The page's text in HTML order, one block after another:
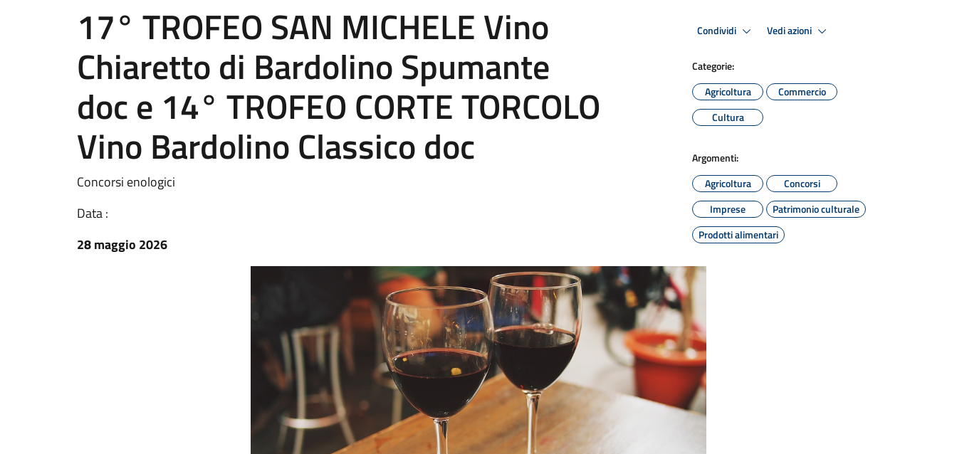
17° TROFEO SAN MICHELE Vino
Chiaretto di Bardolino Spumante
doc e 14° TROFEO CORTE TORCOLO
Vino Bardolino Classico doc
Concorsi enologici
Data :
28 maggio 2026
Condividi Vedi azioni
Categorie:
Agricoltura
Commercio
Cultura
Argomenti:
Agricoltura
Concorsi
Imprese
Patrimonio culturale
Prodotti alimentari